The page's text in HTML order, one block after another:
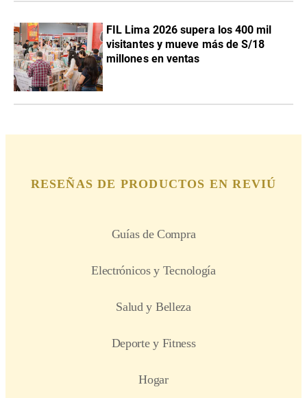
FIL Lima 2026 supera los 400 mil
visitantes y mueve más de S/18
millones en ventas